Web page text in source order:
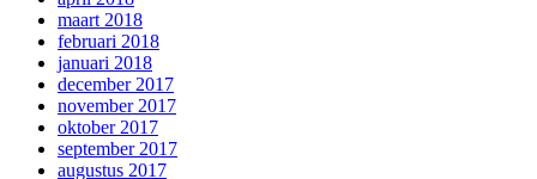
maart 2018
februari 2018
januari 2018
december 2017
november 2017
oktober 2017
september 2017
augustus 2017